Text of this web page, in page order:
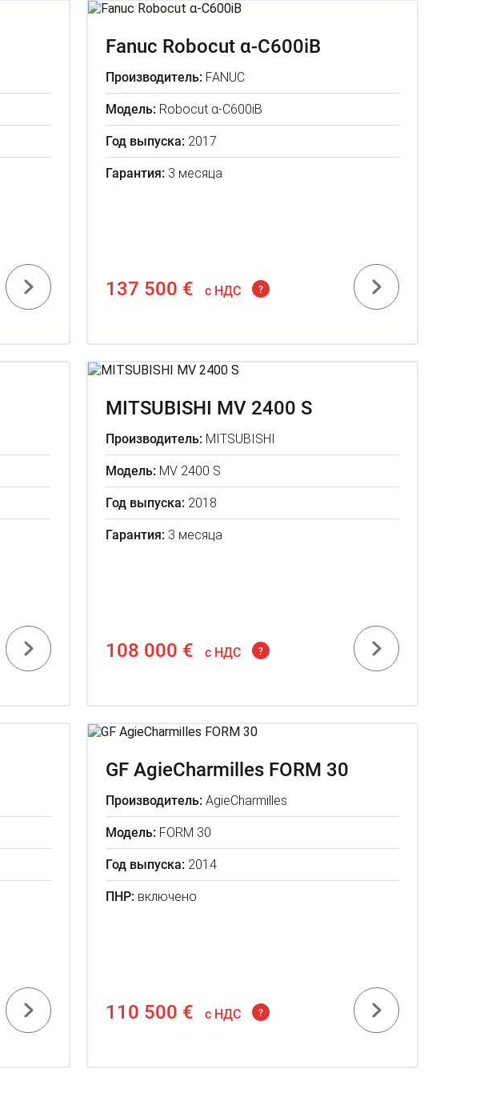
Fanuc Robocut α-C600iB
Производитель: FANUC
Модель: Robocut α-C600iB
Год выпуска: 2017
Гарантия: 3 месяца
137 500 € c НДС ?
MITSUBISHI MV 2400 S
Производитель: MITSUBISHI
Модель: MV 2400 S
Год выпуска: 2018
Гарантия: 3 месяца
108 000 € c НДС ?
GF AgieCharmilles FORM 30
Производитель: AgieCharmilles
Модель: FORM 30
Год выпуска: 2014
ПНР: включено
110 500 € c НДС ?